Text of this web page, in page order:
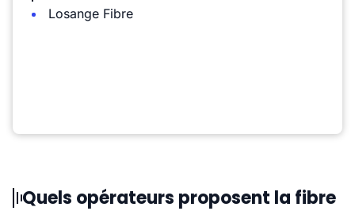
Losange Fibre
Quels opérateurs proposent la fibre